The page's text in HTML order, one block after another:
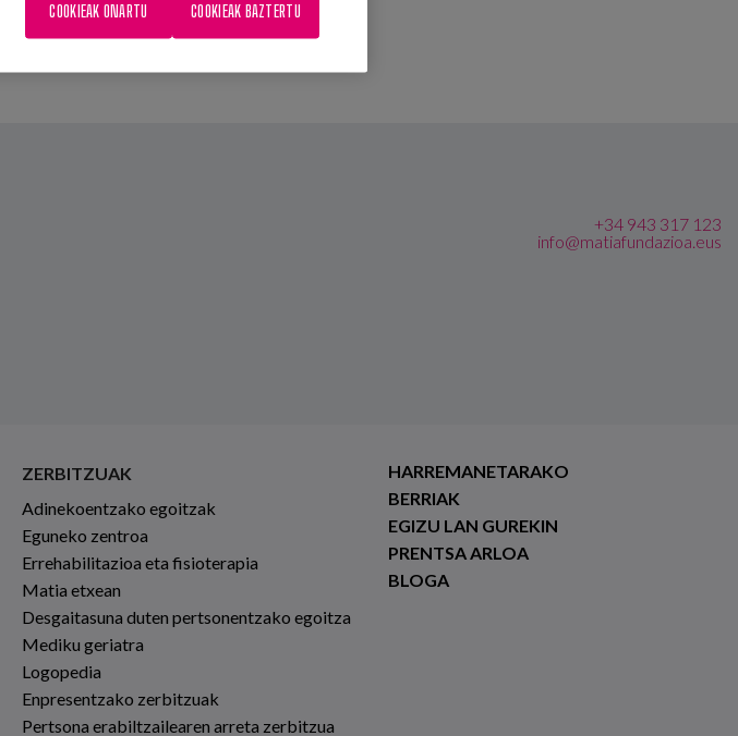
+34 943 317 123
info@matiafundazioa.eus
ZERBITZUAK
Adinekoentzako egoitzak
Eguneko zentroa
Errehabilitazioa eta fisioterapia
Matia etxean
Desgaitasuna duten pertsonentzako egoitza
Mediku geriatra
Logopedia
Enpresentzako zerbitzuak
Pertsona erabiltzailearen arreta zerbitzua
HARREMANETARAKO
BERRIAK
EGIZU LAN GUREKIN
PRENTSA ARLOA
BLOGA
COOKIEAK BAZTERTU
COOKIEAK ONARTU